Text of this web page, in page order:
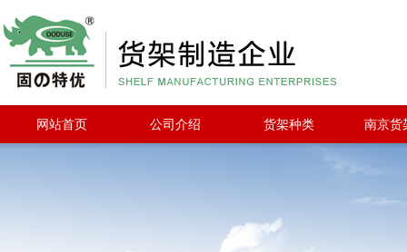
网站首页 公司介绍 货架种类 南京货